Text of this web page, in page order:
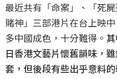
最近共有「命案」、「死
賭神」三部港片在台上映
多中國成色，十分難得。
日香港文藝片懷舊韻味，
套，但後段有些出乎意料